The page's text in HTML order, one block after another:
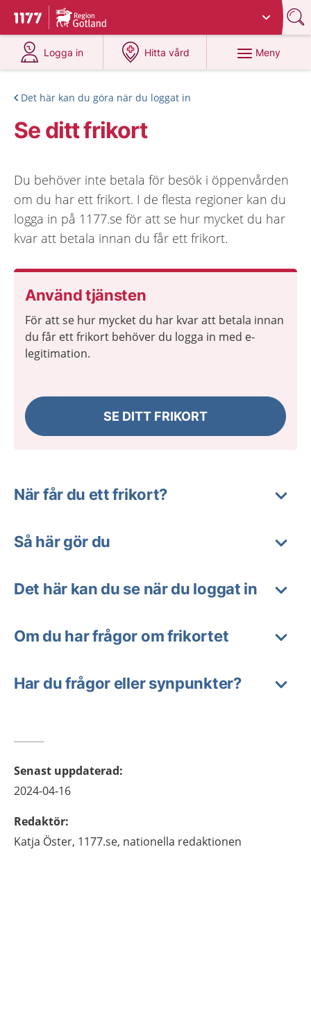
Till startsidan för 1177
Du har valt region
Logga in
på 1177.se
Hitta vård
på 1177.se
Meny
Det här kan du göra när du loggat in
Se ditt frikort
Du behöver inte betala för besök i öppenvården
om du har ett frikort. I de flesta regioner kan du
logga in på 1177.se för att se hur mycket du har
kvar att betala innan du får ett frikort.
Använd tjänsten
För att se hur mycket du har kvar att betala innan
du får ett frikort behöver du logga in med e-
legitimation.
SE DITT FRIKORT
När får du ett frikort?
Så här gör du
Det här kan du se när du loggat in
Om du har frågor om frikortet
Har du frågor eller synpunkter?
Senast uppdaterad:
2024-04-16
Redaktör:
Katja Öster, 1177.se, nationella redaktionen